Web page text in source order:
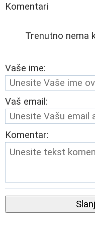
Komentari
Trenutno nema
Vaše ime:
Vaš email:
Komentar: